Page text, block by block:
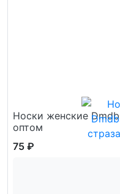
Носки женские
оптом
75 ₽